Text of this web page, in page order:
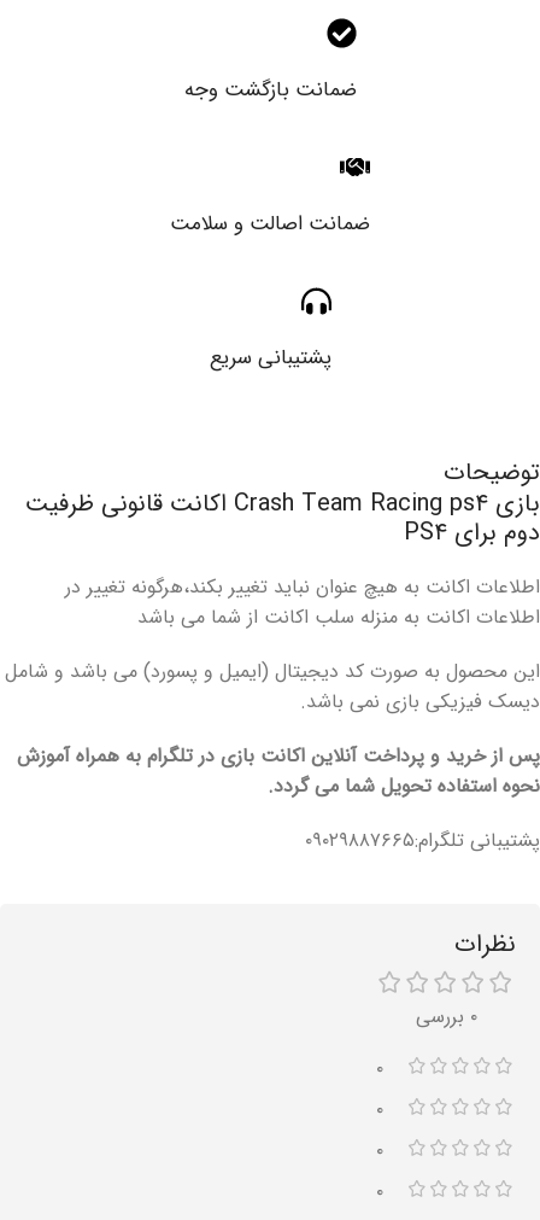
ضمانت بازگشت وجه
ضمانت اصالت و سلامت
پشتیبانی سریع
توضیحات
بازی Crash Team Racing ps۴ اکانت قانونی ظرفیت
دوم برای PS۴
اطلاعات اکانت به هیچ عنوان نباید تغییر بکند،هرگونه تغییر در
اطلاعات اکانت به منزله سلب اکانت از شما می باشد
این محصول به صورت کد دیجیتال (ایمیل و پسورد) می باشد و شامل
دیسک فیزیکی بازی نمی باشد.
پس از خرید و پرداخت آنلاین اکانت بازی در تلگرام به همراه آموزش
نحوه استفاده تحویل شما می گردد.
پشتیبانی تلگرام:۰۹۰۲۹۸۸۷۶۶۵
نظرات
۰ بررسی
۰
۰
۰
۰